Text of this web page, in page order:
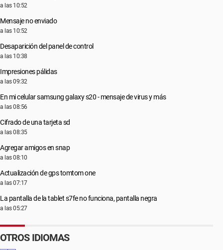
a las 10:52
Mensaje no enviado
a las 10:52
Desaparición del panel de control
a las 10:38
Impresiones pálidas
a las 09:32
En mi celular samsung galaxy s20 - mensaje de virus y más
a las 08:56
Cifrado de una tarjeta sd
a las 08:35
Agregar amigos en snap
a las 08:10
Actualización de gps tomtom one
a las 07:17
La pantalla de la tablet s7fe no funciona, pantalla negra
a las 05:27
OTROS IDIOMAS